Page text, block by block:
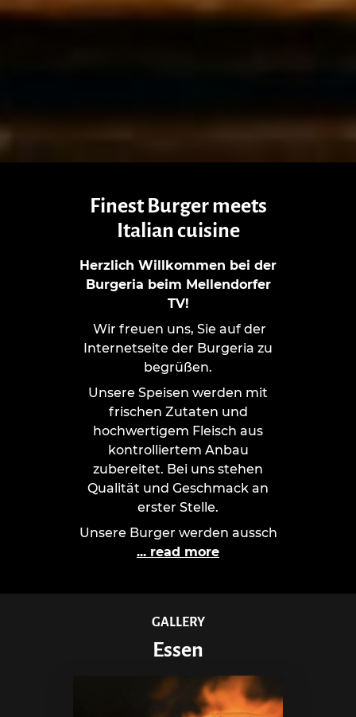
Finest Burger meets
Italian cuisine
Herzlich Willkommen bei der
Burgeria beim Mellendorfer
TV!
Wir freuen uns, Sie auf der
Internetseite der Burgeria zu
begrüßen.
Unsere Speisen werden mit
frischen Zutaten und
hochwertigem Fleisch aus
kontrolliertem Anbau
zubereitet. Bei uns stehen
Qualität und Geschmack an
erster Stelle.
Unsere Burger werden aussch
... read more
GALLERY
Essen